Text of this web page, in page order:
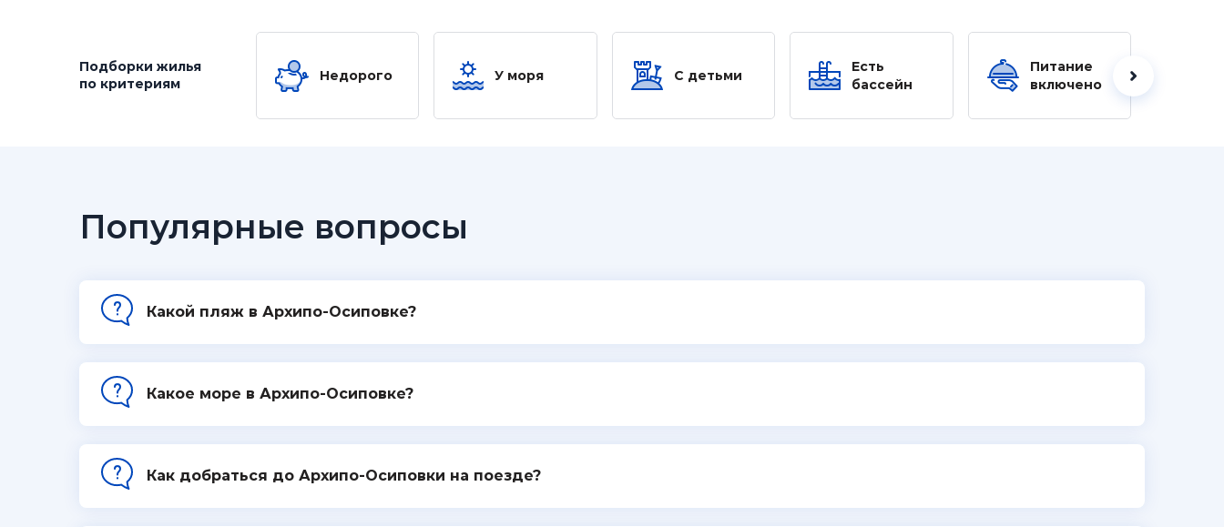
Подборки жилья
по критериям
Недорого У моря С детьми
Есть
бассейн
Питание
включено
Популярные вопросы
Какой пляж в Архипо-Осиповке?
Какое море в Архипо-Осиповке?
Как добраться до Архипо-Осиповки на поезде?